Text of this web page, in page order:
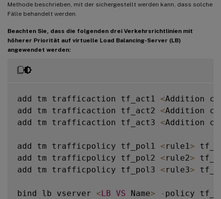
Methode beschrieben, mit der sichergestellt werden kann, dass solche
Fälle behandelt werden.
Beachten Sie, dass die folgenden drei Verkehrsrichtlinien mit
höherer Priorität auf virtuelle Load Balancing-Server (LB)
angewendet werden:
add tm trafficaction tf_act1 <Addition
add tm trafficaction tf_act2 <Addition
add tm trafficaction tf_act3 <Addition
add tm trafficpolicy tf_pol1 < rule1 >
add tm trafficpolicy tf_pol2 < rule2>
add tm trafficpolicy tf_pol3 < rule3>
bind lb vserver <LB VS Name> - policy